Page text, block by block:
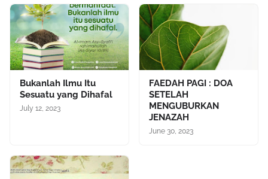
Bukanlah Ilmu Itu
Sesuatu yang Dihafal
July 12, 2023
FAEDAH PAGI : DOA
SETELAH
MENGUBURKAN
JENAZAH
June 30, 2023